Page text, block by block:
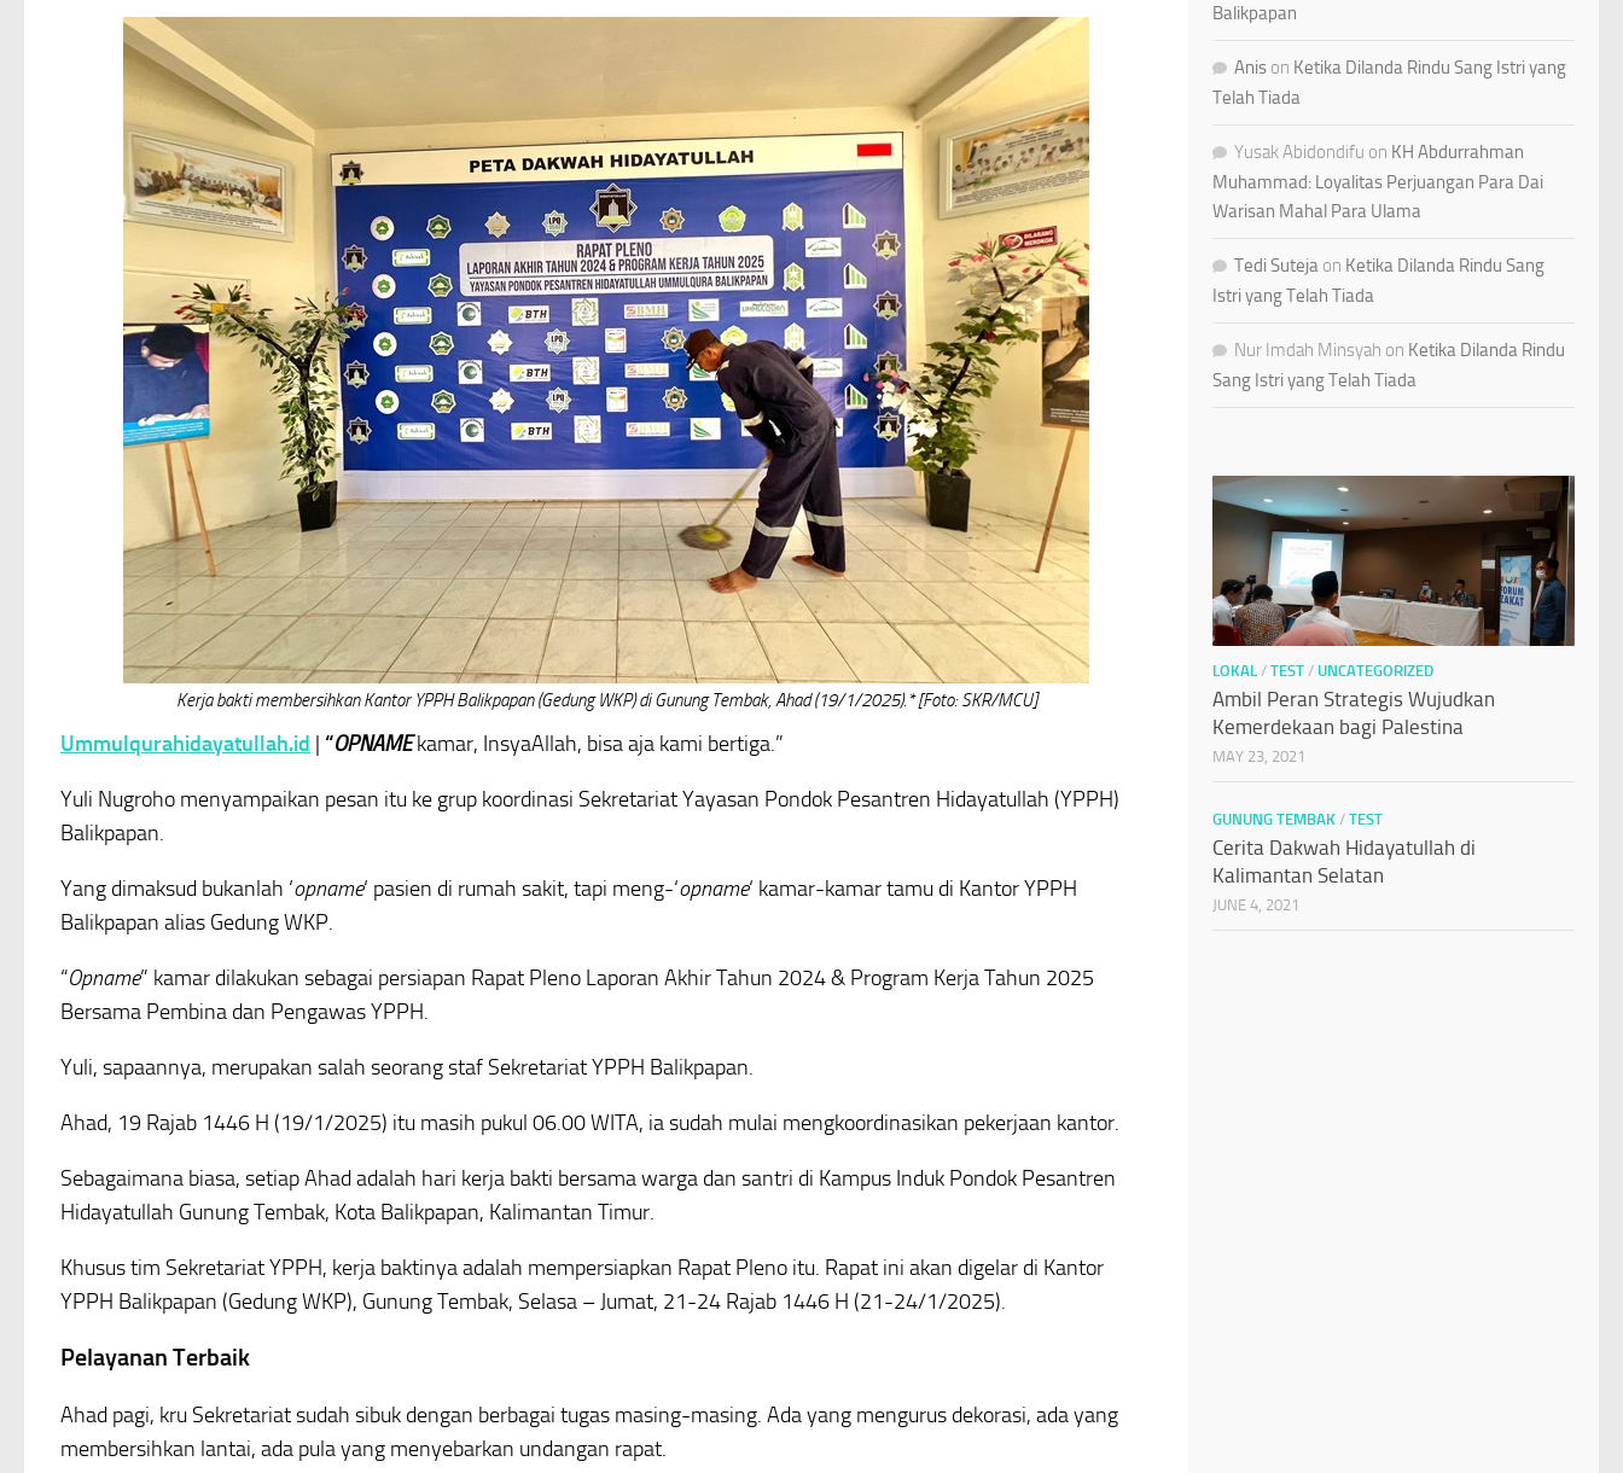
Kerja bakti membersihkan Kantor YPPH Balikpapan (Gedung WKP) di Gunung Tembak, Ahad (19/1/2025).* [Foto: SKR/MCU]
Ummulqurahidayatullah.id | “OPNAME kamar, InsyaAllah, bisa aja kami bertiga.”
Yuli Nugroho menyampaikan pesan itu ke grup koordinasi Sekretariat Yayasan Pondok Pesantren Hidayatullah (YPPH)
Balikpapan.
Yang dimaksud bukanlah ‘opname‘ pasien di rumah sakit, tapi meng-‘opname‘ kamar-kamar tamu di Kantor YPPH
Balikpapan alias Gedung WKP.
“Opname” kamar dilakukan sebagai persiapan Rapat Pleno Laporan Akhir Tahun 2024 & Program Kerja Tahun 2025
Bersama Pembina dan Pengawas YPPH.
Yuli, sapaannya, merupakan salah seorang staf Sekretariat YPPH Balikpapan.
Ahad, 19 Rajab 1446 H (19/1/2025) itu masih pukul 06.00 WITA, ia sudah mulai mengkoordinasikan pekerjaan kantor.
Sebagaimana biasa, setiap Ahad adalah hari kerja bakti bersama warga dan santri di Kampus Induk Pondok Pesantren
Hidayatullah Gunung Tembak, Kota Balikpapan, Kalimantan Timur.
Khusus tim Sekretariat YPPH, kerja baktinya adalah mempersiapkan Rapat Pleno itu. Rapat ini akan digelar di Kantor
YPPH Balikpapan (Gedung WKP), Gunung Tembak, Selasa – Jumat, 21-24 Rajab 1446 H (21-24/1/2025).
Pelayanan Terbaik
Ahad pagi, kru Sekretariat sudah sibuk dengan berbagai tugas masing-masing. Ada yang mengurus dekorasi, ada yang
membersihkan lantai, ada pula yang menyebarkan undangan rapat.
Balikpapan
Anis on Ketika Dilanda Rindu Sang Istri yang
Telah Tiada
Yusak Abidondifu on KH Abdurrahman
Muhammad: Loyalitas Perjuangan Para Dai
Warisan Mahal Para Ulama
Tedi Suteja on Ketika Dilanda Rindu Sang
Istri yang Telah Tiada
Nur Imdah Minsyah on Ketika Dilanda Rindu
Sang Istri yang Telah Tiada
LOKAL / TEST / UNCATEGORIZED
Ambil Peran Strategis Wujudkan
Kemerdekaan bagi Palestina
MAY 23, 2021
GUNUNG TEMBAK / TEST
Cerita Dakwah Hidayatullah di
Kalimantan Selatan
JUNE 4, 2021